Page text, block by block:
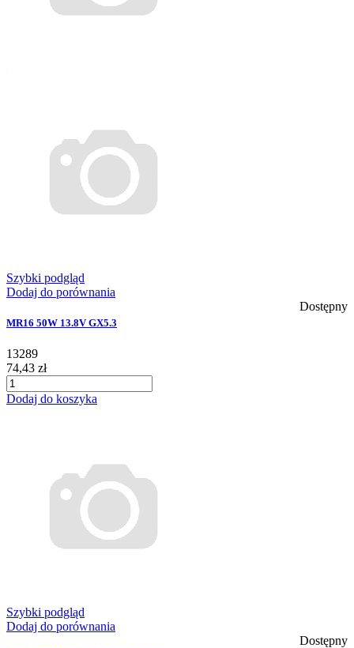
Szybki podgląd
Dodaj do porównania
Dostępny
MR16 50W 13.8V GX5.3
13289
74,43 zł
Dodaj do koszyka
Szybki podgląd
Dodaj do porównania
Dostępny